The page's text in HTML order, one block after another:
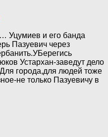
Уцумиев и его банда
Пазуевич через
Устархан-заведут дело
города,для людей тоже
не только Пазуевичу в